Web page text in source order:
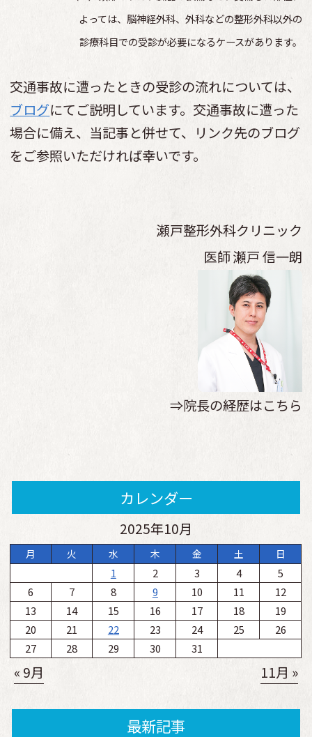
よっては、脳神経外科、外科などの整形外科以外の
診療科目での受診が必要になるケースがあります。
交通事故に遭ったときの受診の流れについては、
ブログにてご説明しています。交通事故に遭った
場合に備え、当記事と併せて、リンク先のブログ
をご参照いただければ幸いです。
瀬戸整形外科クリニック
医師瀬戸 信一朗
⇒院長の経歴はこちら
カレンダー
2025年10月
月 火 水 木 金 土 日
1 2 3 4
5
6
7 8 9 10 11
12
13
14 15 16 17 18
19
20
21 22 23 24 25
26
27
28 29 30 31
« 9月 11月 »
最新記事